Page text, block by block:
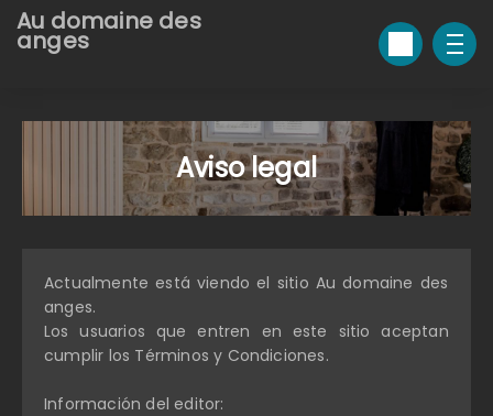
Au domaine des
anges
Aviso legal
Actualmente está viendo el sitio Au domaine des
anges.
Los usuarios que entren en este sitio aceptan
cumplir los Términos y Condiciones.
Información del editor: